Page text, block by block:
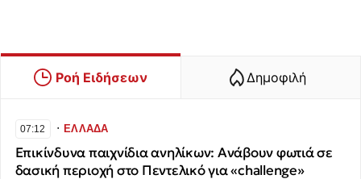
Ροή Ειδήσεων Δημοφιλή
07:12 ∙ΕΛΛΑΔΑ
Επικίνδυνα παιχνίδια ανηλίκων: Ανάβουν φωτιά σε
δασική περιοχή στο Πεντελικό για «challenge»